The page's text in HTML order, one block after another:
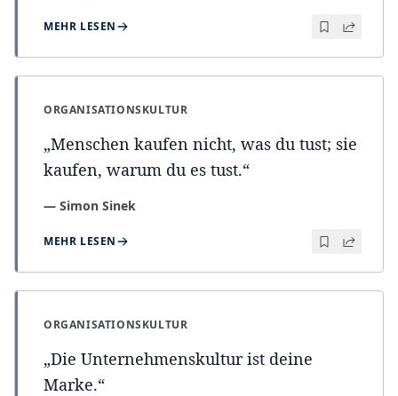
MEHR LESEN
ORGANISATIONSKULTUR
„Menschen kaufen nicht, was du tust; sie
kaufen, warum du es tust.“
— Simon Sinek
MEHR LESEN
ORGANISATIONSKULTUR
„Die Unternehmenskultur ist deine
Marke.“